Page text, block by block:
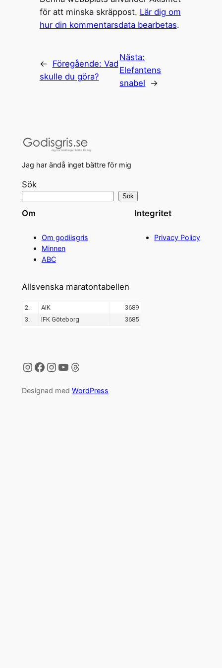
för att minska skräppost. Lär dig om
hur din kommentarsdata bearbetas.
← Föregående: Vad
skulle du göra?
Nästa:
Elefantens
snabel
→
Jag har ändå inget bättre för mig
Sök
Sök
Om
Om godiisgris
Minnen
ABC
Integritet
Privacy Policy
Allsvenska maratontabellen
Instagram
Facebook
Instagram
YouTube
Threads
Designad med WordPress